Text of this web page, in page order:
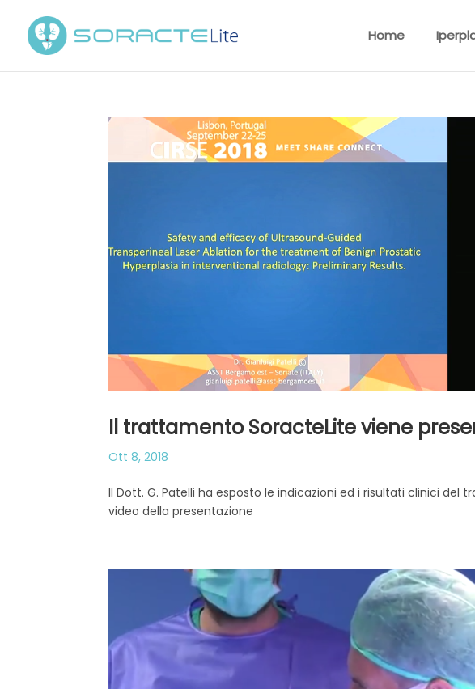
Home
Il trattamento SoracteLite viene
Ott 8, 2018
Il Dott. G. Patelli ha esposto le indicazioni ed i risultati clinici del
video della presentazione